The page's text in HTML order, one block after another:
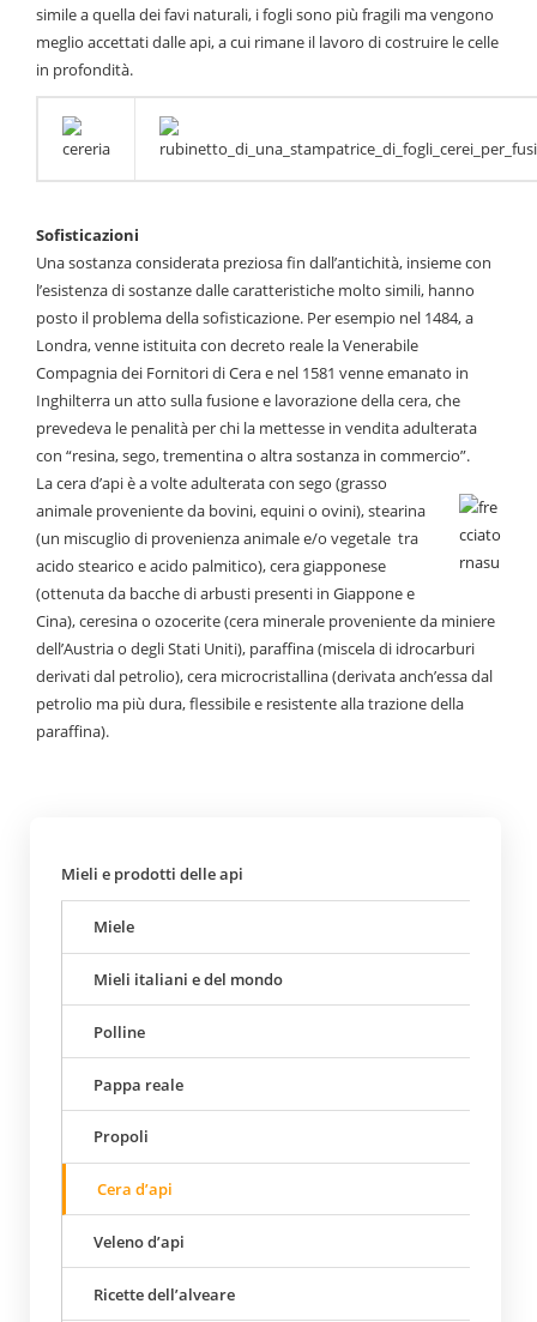
simile a quella dei favi naturali, i fogli sono più fragili ma vengono
meglio accettati dalle api, a cui rimane il lavoro di costruire le celle
in profondità.
Sofisticazioni
Una sostanza considerata preziosa fin dall’antichità, insieme con
l’esistenza di sostanze dalle caratteristiche molto simili, hanno
posto il problema della sofisticazione. Per esempio nel 1484, a
Londra, venne istituita con decreto reale la Venerabile
Compagnia dei Fornitori di Cera e nel 1581 venne emanato in
Inghilterra un atto sulla fusione e lavorazione della cera, che
prevedeva le penalità per chi la mettesse in vendita adulterata
con “resina, sego, trementina o altra sostanza in commercio”.
La cera d’api è a volte adulterata con sego (grasso
animale proveniente da bovini, equini o ovini), stearina
(un miscuglio di provenienza animale e/o vegetale tra
acido stearico e acido palmitico), cera giapponese
(ottenuta da bacche di arbusti presenti in Giappone e
Cina), ceresina o ozocerite (cera minerale proveniente da miniere
dell’Austria o degli Stati Uniti), paraffina (miscela di idrocarburi
derivati dal petrolio), cera microcristallina (derivata anch’essa dal
petrolio ma più dura, flessibile e resistente alla trazione della
paraffina).
Mieli e prodotti delle api
Miele
Mieli italiani e del mondo
Polline
Pappa reale
Propoli
Cera d’api
Veleno d’api
Ricette dell’alveare